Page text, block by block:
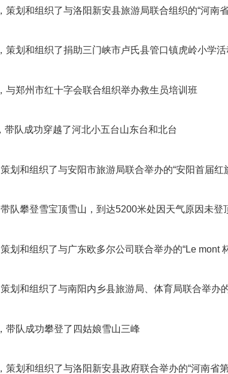
策划和组织了与洛阳新安县旅游局联合组织的“河南省
策划和组织了捐助三门峡市卢氏县管口镇虎岭小学活
与郑州市红十字会联合组织举办救生员培训班
带队成功穿越了河北小五台山东台和北台
划和组织了与安阳市旅游局联合举办的“安阳首届红
队攀登雪宝顶雪山，到达5200米处因天气原因未登
划和组织了与广东欧多尔公司联合举办的“Le mont
划和组织了与南阳内乡县旅游局、体育局联合举办
带队成功攀登了四姑娘雪山三峰
策划和组织了与洛阳新安县政府联合举办的“河南省第